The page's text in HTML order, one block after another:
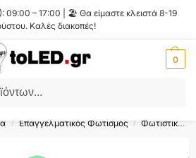
09:00 – 17:00 | 🏖️ Θα είμαστε κλειστά 8-19
Καλές διακοπές!
0
με τον κωδικό
/ Επαγγελματικός Φωτισμός / Φωτιστικά Σήμανσης LED